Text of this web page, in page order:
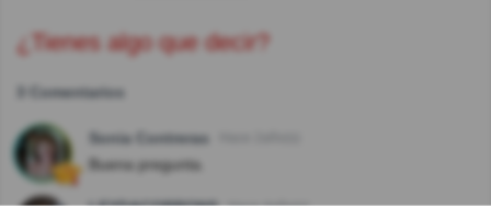
¿Tienes algo que decir?
3 Comentarios
Sonia Contreras
Buena pregunta.
LEYDACORRONS Hace 4año(s)